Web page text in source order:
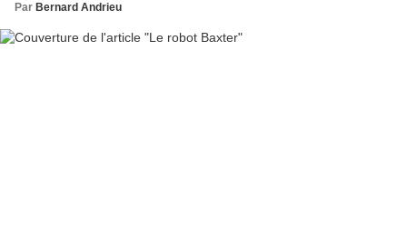
Par Bernard Andrieu